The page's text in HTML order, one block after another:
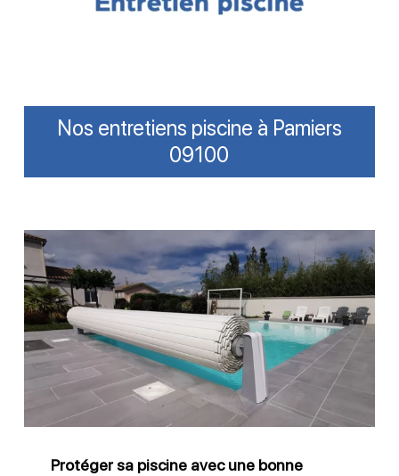
Nos entretiens piscine à Pamiers
09100
Protéger
sa
piscine
avec
une
bonne
couverture
Protéger sa piscine avec une bonne